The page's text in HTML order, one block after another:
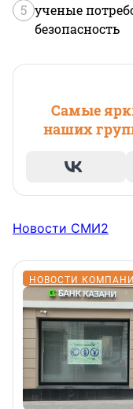
5 ученые
безопасность
Самые
наших
Новости СМИ2
НОВОСТИ